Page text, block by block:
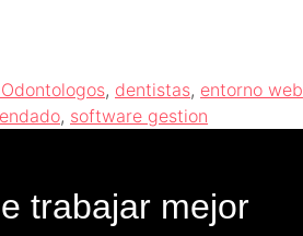
, dentistas, entorno web
, software gestion
trabajar mejor